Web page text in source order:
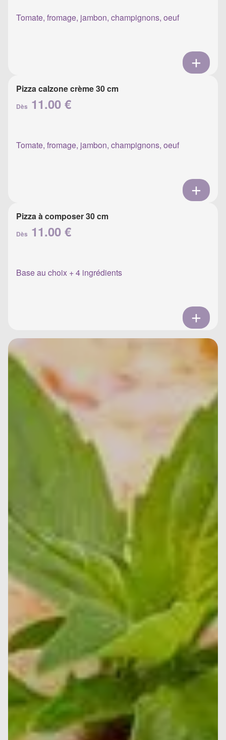
Tomate, fromage, jambon, champignons, oeuf
Pizza calzone crème 30 cm
Dès 11.00 €
Tomate, fromage, jambon, champignons, oeuf
Pizza à composer 30 cm
Dès 11.00 €
Base au choix + 4 ingrédients